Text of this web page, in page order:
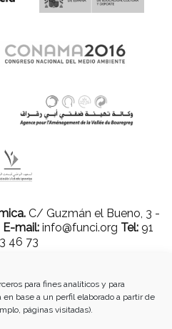
para fines analíticos y para
base a un perfil elaborado a partir de
páginas visitadas).
C/ Guzmán el Bueno, 3 -
E-mail: info@funci.org Tel: 91
46 73
este sitio están protegidos por leyes
ser reproducidos, distribuidos,